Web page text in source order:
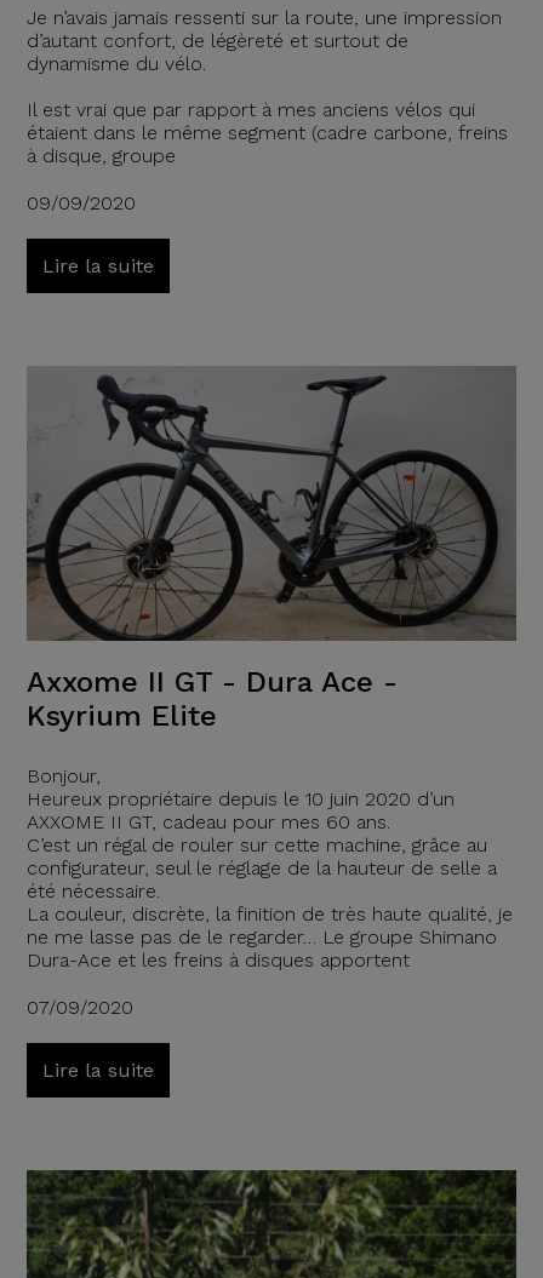
Je n’avais jamais ressenti sur la route, une impression
d’autant confort, de légèreté et surtout de
dynamisme du vélo.
Il est vrai que par rapport à mes anciens vélos qui
étaient dans le même segment (cadre carbone, freins
à disque, groupe
09/09/2020
Lire la suite
Axxome II GT - Dura Ace -
Ksyrium Elite
Bonjour,
Heureux propriétaire depuis le 10 juin 2020 d’un
AXXOME II GT, cadeau pour mes 60 ans.
C’est un régal de rouler sur cette machine, grâce au
configurateur, seul le réglage de la hauteur de selle a
été nécessaire.
La couleur, discrète, la finition de très haute qualité, je
ne me lasse pas de le regarder… Le groupe Shimano
Dura-Ace et les freins à disques apportent
07/09/2020
Lire la suite